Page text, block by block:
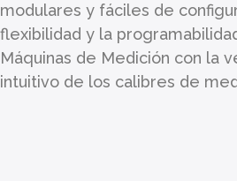
modulares y fáciles de
flexibilidad y la
Máquinas de Medición con la
intuitivo de los calibres de